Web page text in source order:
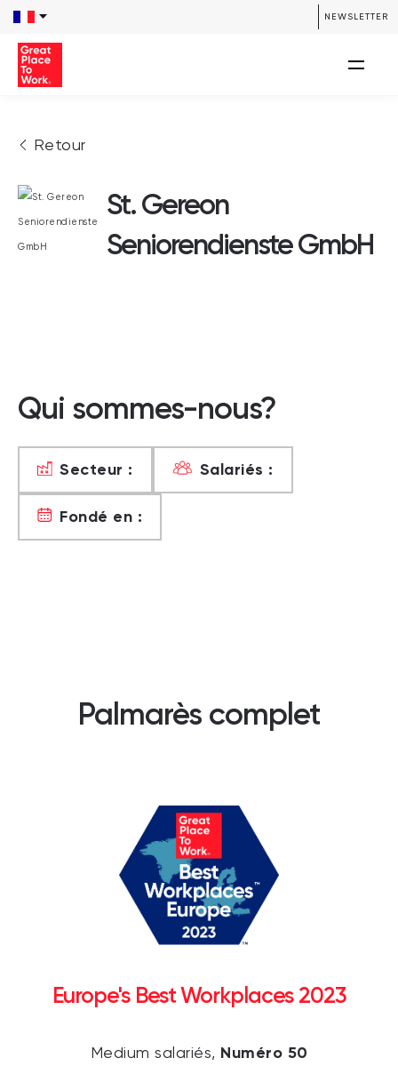
NEWSLETTER
Retour
St. Gereon
Seniorendienste GmbH
Qui sommes-nous?
Secteur : Salariés :
Fondé en :
Palmarès complet
Europe's Best Workplaces 2023
Medium salariés, Numéro 50